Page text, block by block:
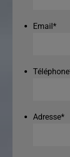
Email*
Téléphone
Adresse*